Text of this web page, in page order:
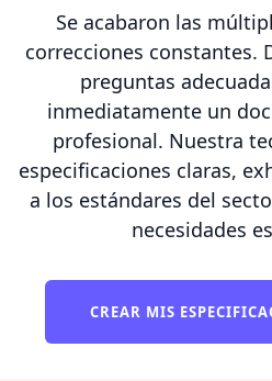
Se acabaron las
correcciones constantes.
preguntas
inmediatamente un
profesional. Nuestra
especificaciones claras,
a los estándares del
necesidades
CREAR MIS